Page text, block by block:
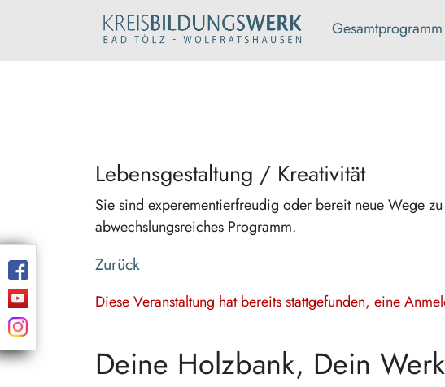
Gesamtprogramm
Lebensgestaltung / Kreativität
Sie sind experementierfreudig oder bereit neue Wege
abwechslungsreiches Programm.
Zurück
Diese Veranstaltung hat bereits stattgefunden, eine
Deine Holzbank, Dein Werk